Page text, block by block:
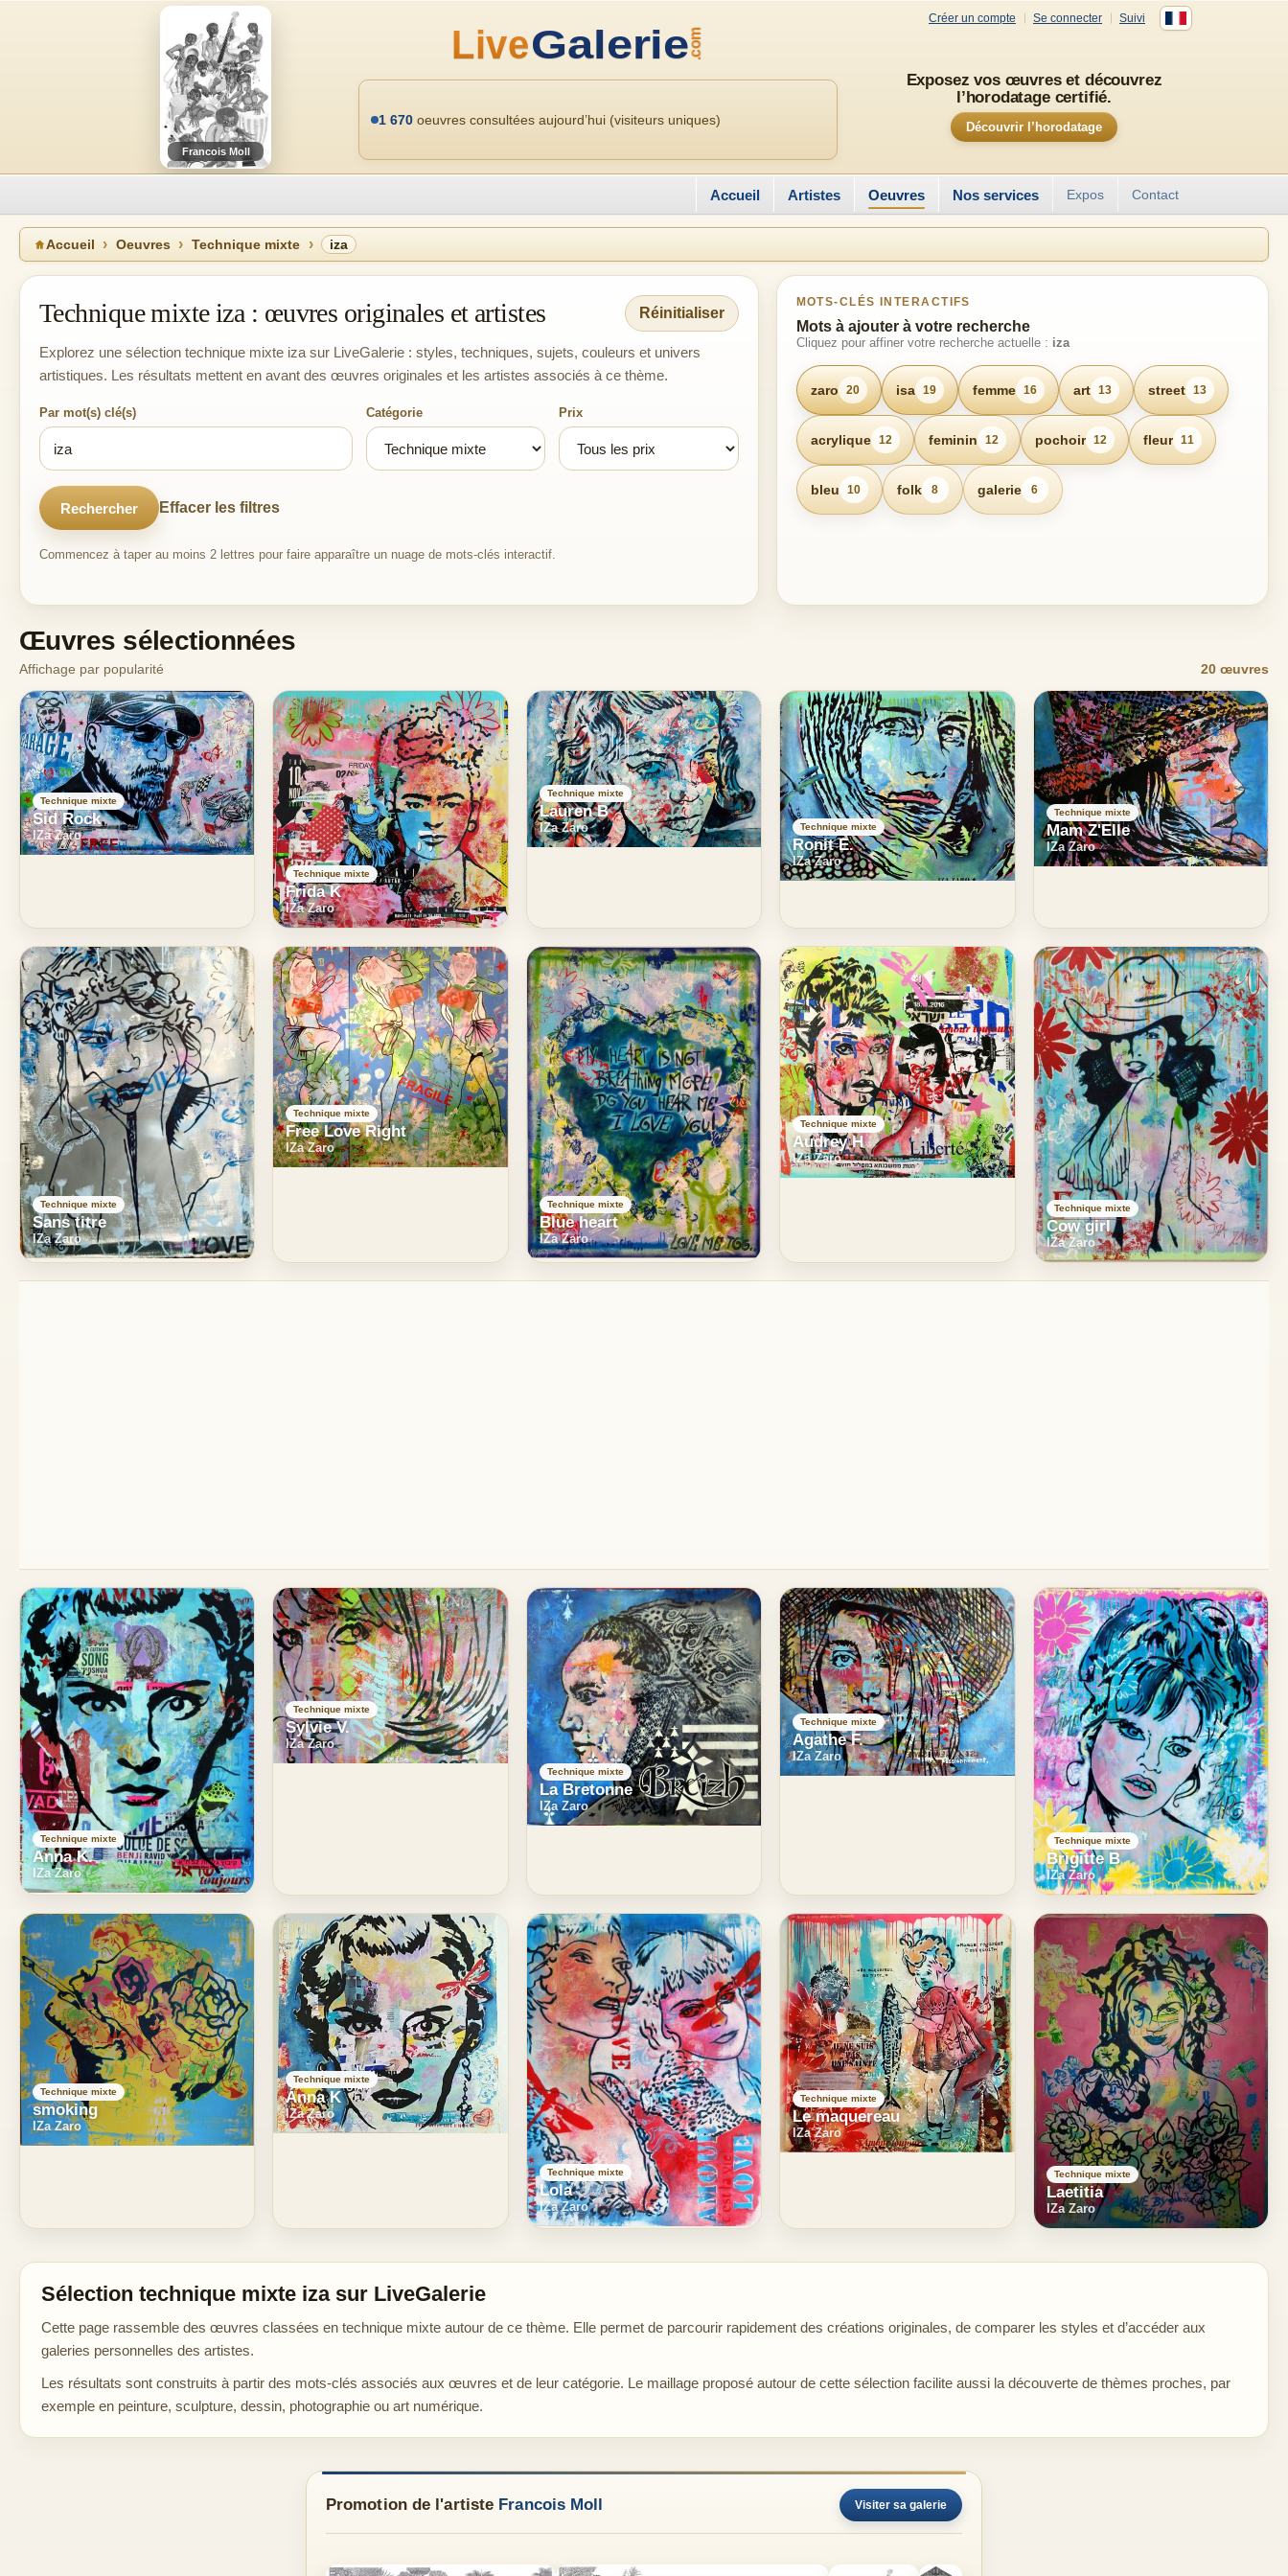
Francois Moll
Créer un compte Se connecter Suivi
Exposez vos œuvres et découvrez
l’horodatage certifié.
Découvrir l’horodatage
1 670 oeuvres consultées aujourd’hui (visiteurs uniques)
Accueil Artistes Oeuvres Nos services Expos Contact
Accueil Oeuvres Technique mixte iza
Technique mixte iza : œuvres originales et artistes Réinitialiser
Explorez une sélection technique mixte iza sur LiveGalerie : styles, techniques, sujets, couleurs et univers
artistiques. Les résultats mettent en avant des œuvres originales et les artistes associés à ce thème.
Par mot(s) clé(s) Catégorie Prix
Rechercher Effacer les filtres
Commencez à taper au moins 2 lettres pour faire apparaître un nuage de mots-clés interactif.
MOTS-CLÉS INTERACTIFS
Mots à ajouter à votre recherche
Cliquez pour affiner votre recherche actuelle : iza
zaro 20 isa 19 femme 16 art 13 street 13
acrylique 12 feminin 12 pochoir 12 fleur 11
bleu 10 folk 8 galerie 6
Œuvres sélectionnées
Affichage par popularité 20 œuvres
Technique mixte
Sid Rock
IZa Zaro
Technique mixte
Frida K
IZa Zaro
Technique mixte
Lauren B
IZa Zaro Technique mixte
Ronit E.
IZa Zaro
Technique mixte
Mam Z'Elle
IZa Zaro
Technique mixte
Sans titre
IZa Zaro
Technique mixte
Free Love Right
IZa Zaro
Technique mixte
Blue heart
IZa Zaro
Technique mixte
Audrey H
IZa Zaro
Technique mixte
Cow girl
IZa Zaro
Technique mixte
Anna K.
IZa Zaro
Technique mixte
Sylvie V.
IZa Zaro
Technique mixte
La Bretonne
IZa Zaro
Technique mixte
Agathe F.
IZa Zaro
Technique mixte
Brigitte B
IZa Zaro
Technique mixte
smoking
IZa Zaro
Technique mixte
Anna K
IZa Zaro
Technique mixte
Lola
IZa Zaro
Technique mixte
Le maquereau
IZa Zaro
Technique mixte
Laetitia
IZa Zaro
Sélection technique mixte iza sur LiveGalerie
Cette page rassemble des œuvres classées en technique mixte autour de ce thème. Elle permet de parcourir rapidement des créations originales, de comparer les styles et d’accéder aux
galeries personnelles des artistes.
Les résultats sont construits à partir des mots-clés associés aux œuvres et de leur catégorie. Le maillage proposé autour de cette sélection facilite aussi la découverte de thèmes proches, par
exemple en peinture, sculpture, dessin, photographie ou art numérique.
Promotion de l'artiste Francois Moll Visiter sa galerie